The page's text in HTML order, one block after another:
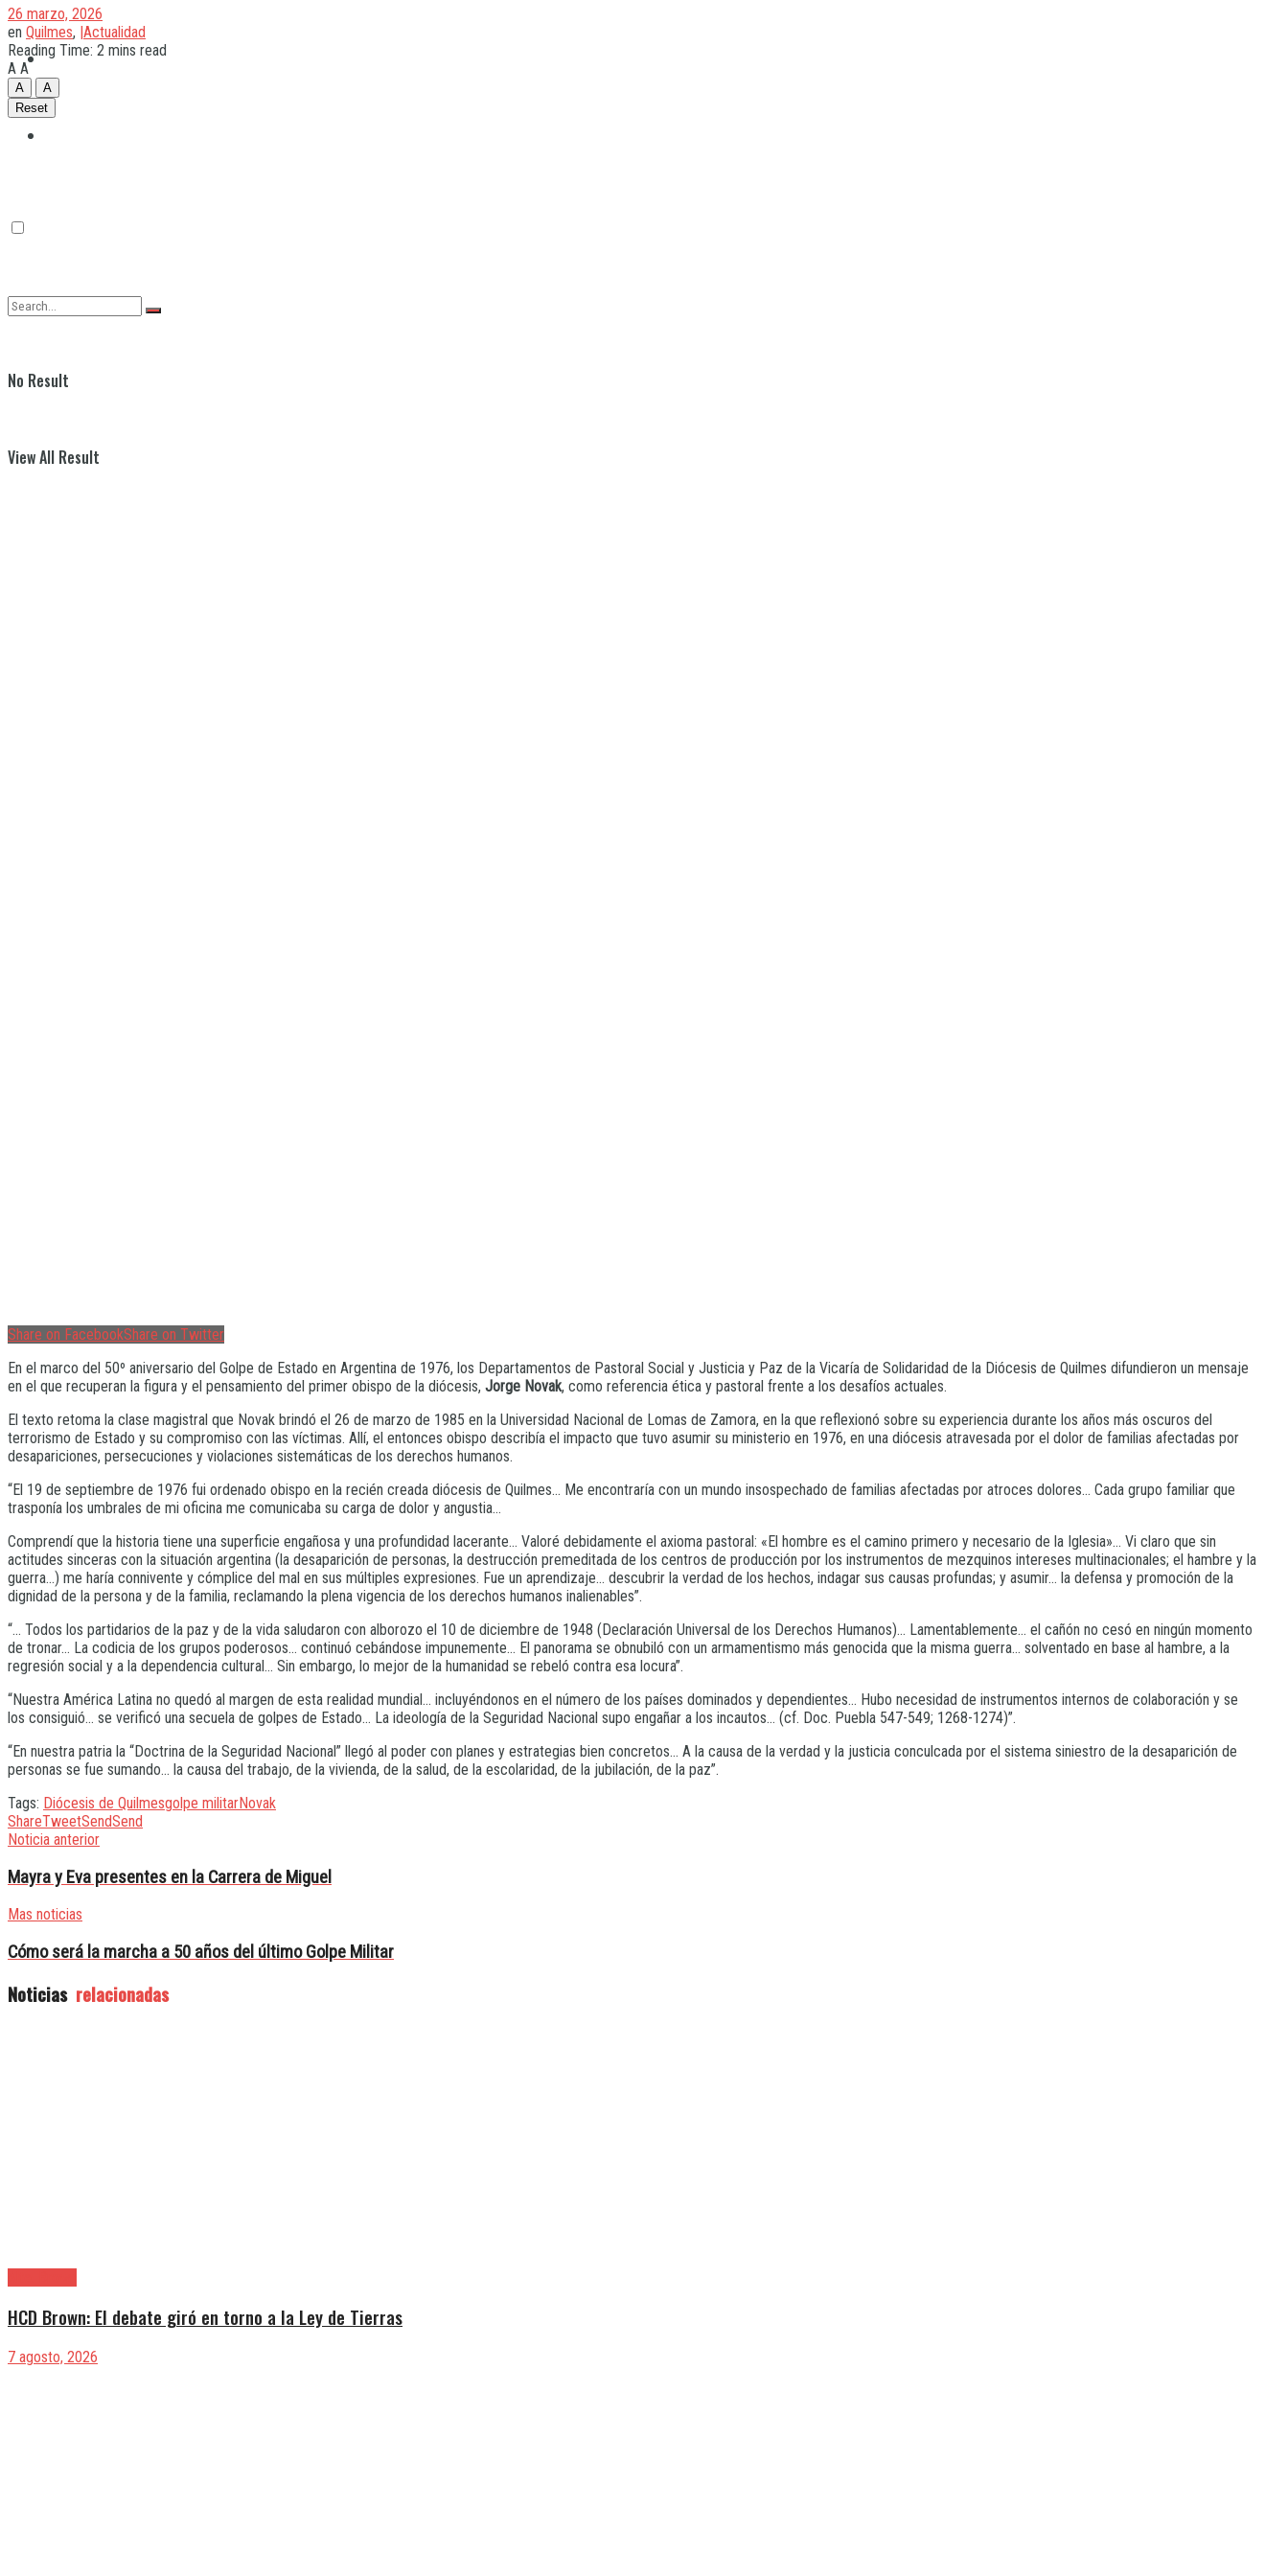
Quilmes
No Result
View All Result
26 marzo, 2026
en Quilmes, |Actualidad
Reading Time: 2 mins read
A A
A
A
Reset
Share on FacebookShare on Twitter
En el marco del 50º aniversario del Golpe de Estado en Argentina de 1976, los Departamentos de Pastoral Social y Justicia y Paz de la Vicaría de Solidaridad de la Diócesis de Quilmes difundieron un mensaje
en el que recuperan la figura y el pensamiento del primer obispo de la diócesis, Jorge Novak, como referencia ética y pastoral frente a los desafíos actuales.
El texto retoma la clase magistral que Novak brindó el 26 de marzo de 1985 en la Universidad Nacional de Lomas de Zamora, en la que reflexionó sobre su experiencia durante los años más oscuros del
terrorismo de Estado y su compromiso con las víctimas. Allí, el entonces obispo describía el impacto que tuvo asumir su ministerio en 1976, en una diócesis atravesada por el dolor de familias afectadas por
desapariciones, persecuciones y violaciones sistemáticas de los derechos humanos.
“El 19 de septiembre de 1976 fui ordenado obispo en la recién creada diócesis de Quilmes… Me encontraría con un mundo insospechado de familias afectadas por atroces dolores… Cada grupo familiar que
trasponía los umbrales de mi oficina me comunicaba su carga de dolor y angustia…
Comprendí que la historia tiene una superficie engañosa y una profundidad lacerante… Valoré debidamente el axioma pastoral: «El hombre es el camino primero y necesario de la Iglesia»… Vi claro que sin
actitudes sinceras con la situación argentina (la desaparición de personas, la destrucción premeditada de los centros de producción por los instrumentos de mezquinos intereses multinacionales; el hambre y la
guerra…) me haría connivente y cómplice del mal en sus múltiples expresiones. Fue un aprendizaje… descubrir la verdad de los hechos, indagar sus causas profundas; y asumir… la defensa y promoción de la
dignidad de la persona y de la familia, reclamando la plena vigencia de los derechos humanos inalienables”.
“… Todos los partidarios de la paz y de la vida saludaron con alborozo el 10 de diciembre de 1948 (Declaración Universal de los Derechos Humanos)… Lamentablemente… el cañón no cesó en ningún momento
de tronar… La codicia de los grupos poderosos… continuó cebándose impunemente… El panorama se obnubiló con un armamentismo más genocida que la misma guerra… solventado en base al hambre, a la
regresión social y a la dependencia cultural… Sin embargo, lo mejor de la humanidad se rebeló contra esa locura”.
“Nuestra América Latina no quedó al margen de esta realidad mundial… incluyéndonos en el número de los países dominados y dependientes… Hubo necesidad de instrumentos internos de colaboración y se
los consiguió… se verificó una secuela de golpes de Estado… La ideología de la Seguridad Nacional supo engañar a los incautos… (cf. Doc. Puebla 547-549; 1268-1274)”.
“En nuestra patria la “Doctrina de la Seguridad Nacional” llegó al poder con planes y estrategias bien concretos… A la causa de la verdad y la justicia conculcada por el sistema siniestro de la desaparición de
personas se fue sumando… la causa del trabajo, de la vivienda, de la salud, de la escolaridad, de la jubilación, de la paz”.
Tags: Diócesis de Quilmesgolpe militarNovak
ShareTweetSendSend
Noticia anterior
Mayra y Eva presentes en la Carrera de Miguel
Mas noticias
Cómo será la marcha a 50 años del último Golpe Militar
Noticias relacionadas
HCD Brown: El debate giró en torno a la Ley de Tierras
7 agosto, 2026